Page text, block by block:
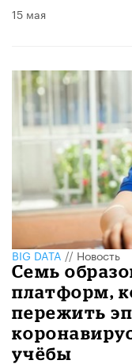
15 мая
BIG DATA//Новость
Семь
платформ,
пережить
учёбы